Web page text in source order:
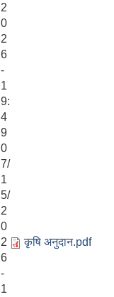
2
0
2
6
-
1
9:
4
9
0
7/
1
5/
2
0
2
6
-
1
कृषि अनुदान.pdf